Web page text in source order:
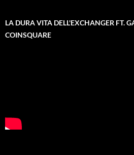
LA DURA VITA DELL'EXCHANGER FT.
COINSQUARE